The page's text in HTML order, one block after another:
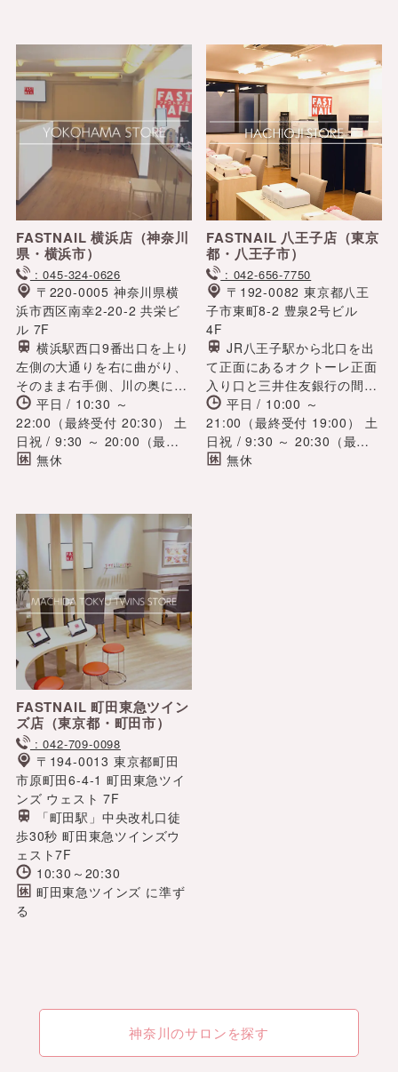
FASTNAIL 横浜店 （神奈川
県・横浜市）
: 045-324-0626
浜市西区南幸2-20-2 共栄ビ
ル 7F
左側の大通りを右に曲がり、
そのまま右手側、川の奥にハ
マボール、左手反対車線に横
浜国際ホテルを見ながらバス
通りを真っ直ぐ進み1Fにハウ
スコムのある共栄ビル7F
22:00（最終受付 20:30） 土
日祝 / 9:30 ～ 20:00（最終
受付 18:30）
無休
FASTNAIL 八王子店 （東京
都・八王子市）
: 042-656-7750
子市東町8-2 豊泉2号ビル
4F
JR八王子駅から北口を出
て正面にあるオクトーレ正面
入り口と三井住友銀行の間の
道を進み、ファミリマートの
ある交差点を右に曲がり、豊
泉2号ビル4F。
平日 / 10:00 ～
21:00（最終受付 19:00） 土
日祝 / 9:30 ～ 20:30（最終
受付 18:30）
無休
FASTNAIL 町田東急ツイン
ズ店 （東京都・町田市）
: 042-709-0098
市原町田6-4-1 町田東急ツイ
ンズ ウェスト 7F
歩30秒 町田東急ツインズウ
ェスト7F
10:30～20:30
る
神奈川のサロンを探す